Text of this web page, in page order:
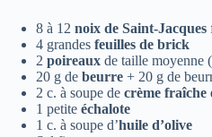
8 à 12 noix de Saint-Jacques
4 grandes feuilles de brick
2 poireaux de taille moyenne
20 g de beurre + 20 g de
2 c. à soupe de crème fraîche
1 petite échalote
1 c. à soupe d’huile d’olive